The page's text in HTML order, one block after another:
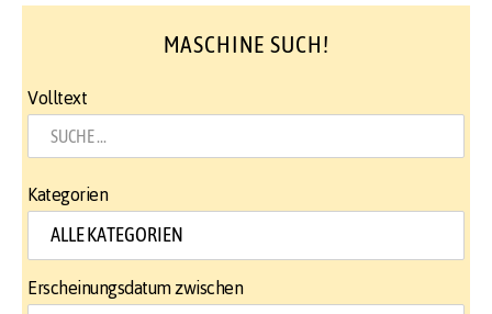
MASCHINE SUCH!
Volltext
Kategorien
Erscheinungsdatum zwischen